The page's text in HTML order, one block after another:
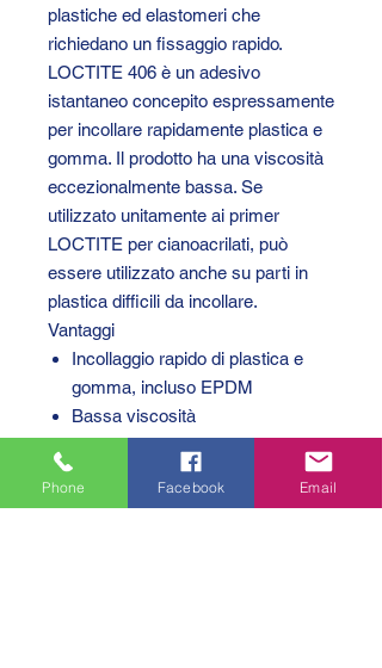
plastiche ed elastomeri che
richiedano un fissaggio rapido.
LOCTITE 406 è un adesivo
istantaneo concepito espressamente
per incollare rapidamente plastica e
gomma. Il prodotto ha una viscosità
eccezionalmente bassa. Se
utilizzato unitamente ai primer
LOCTITE per cianoacrilati, può
essere utilizzato anche su parti in
plastica difficili da incollare.
Vantaggi
Incollaggio rapido di plastica e
gomma, incluso EPDM
Bassa viscosità
I primer LOCTITE 770 o
LOCTITE 7239 favoriscono
Phone Facebook Email